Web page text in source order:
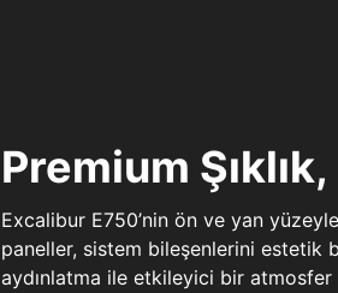
Premium
Excalibur E750’nin ön ve yan
paneller, sistem bileşenlerini estetik
aydınlatma ile etkileyici bir atmosfer